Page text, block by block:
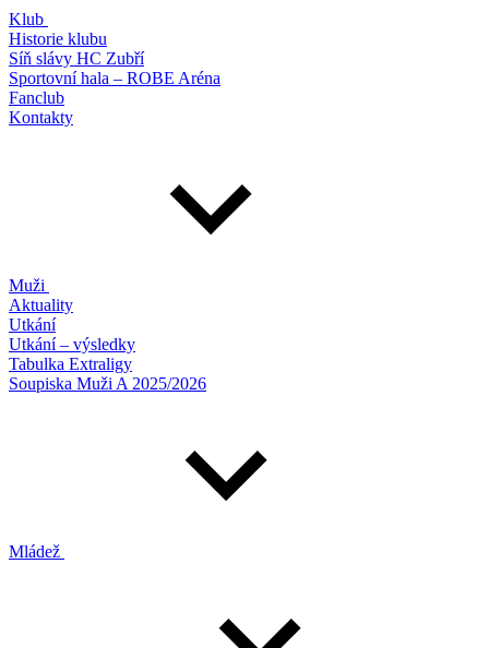
Klub
Historie klubu
Síň slávy HC Zubří
Sportovní hala – ROBE Aréna
Fanclub
Kontakty
Muži
Aktuality
Utkání
Utkání – výsledky
Tabulka Extraligy
Soupiska Muži A 2025/2026
Mládež